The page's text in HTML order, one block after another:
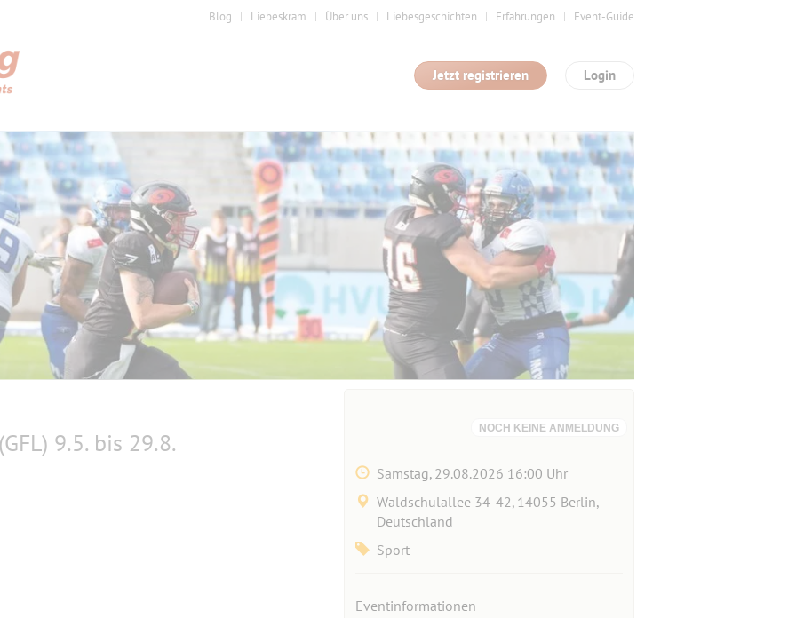
Blog Liebeskram Über uns Liebesgeschichten Erfahrungen Event-Guide
Login
Jetzt registrieren
9.5. bis 29.8. NOCH KEINE ANMELDUNG
Samstag, 29.08.2026 16:00 Uhr
Waldschulallee 34-42, 14055 Berlin,
Deutschland
Sport
Eventinformationen